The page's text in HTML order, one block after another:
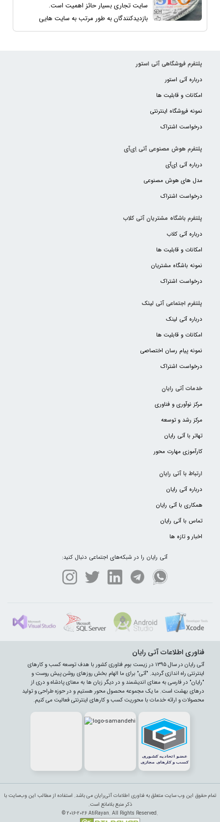
سایت تجاری بسیار حائز اهمیت است.
بازدیدکنندگان به طور مرتب به سایت هایی
دسترسی پیدا می کنند که در صفحات اولیه
پلتفرم فروشگاهی آتی استور
درباره آتی استور
امکانات و قابلیت ها
نمونه فروشگاه اینترنتی
درخواست اشتراک
پلتفرم هوش مصنوعی آتی اِی‌آی
درباره آتی اِی‌آی
مدل های هوش مصنوعی
درخواست اشتراک
پلتفرم باشگاه مشتریان آتی کلاب
درباره آتی کلاب
امکانات و قابلیت ها
نمونه باشگاه مشتریان
درخواست اشتراک
پلتفرم اجتماعی آتی لینک
درباره آتی لینک
امکانات و قابلیت ها
نمونه پیام رسان اختصاصی
درخواست اشتراک
خدمات آتی رایان
مرکز نوآوری و فناوری
مرکز رشد و توسعه
تهاتر با آتی رایان
کارآموزی مهارت محور
ارتباط با آتی رایان
درباره آتی رایان
همکاری با آتی رایان
تماس با آتی رایان
اخبار و تازه ها
آتی رایان را در شبکه‌های اجتماعی دنبال کنید:
فناوری اطلاعات آتی رایان
آتی رایان در سال 1395 در زیست بوم فناوری کشور با هدف توسعه کسب و کارهای
اینترنتی راه اندازی گردید. "آتی" برای ما الهام بخش روزهای روشن پیش روست و
"رایان" در فارسی به معنای اندیشمند و در دیگر زبان ها به معنای پادشاه و دری از
درهای بهشت است. ما یک مجموعه محصول محور هستیم و در حوزه طراحی و تولید
محصولات و ارائه خدمات با محوریت کسب و کارهای اینترنتی فعالیت می کنیم.
تمام حقوق این وب سایت متعلق به فناوری اطلاعات آتی‌رایان می باشد. استفاده از مطالب این وب‌سایت با
ذکر منبع بلامانع است.
© 2016-2026 AtiRayan. All Rights Reserved.